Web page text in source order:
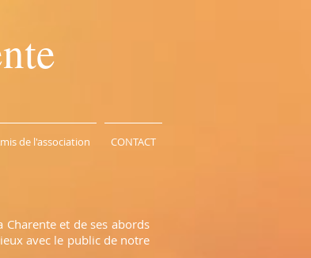
de l'association CONTACT
Charente et de ses abords
avec le public de notre